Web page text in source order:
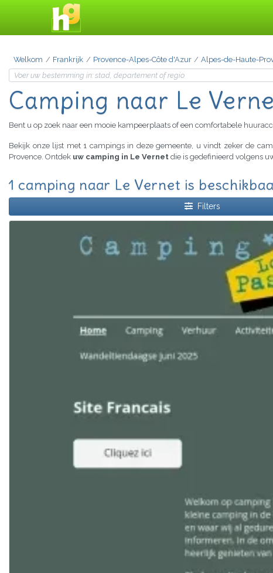
Welkom Frankrijk Provence-Alpes-Côte d'Azur Alpes-de-Haute-
Camping naar Le
Bent u op zoek naar een mooie kampeerplaats of een comfortabele
Bekijk onze lijst met 1 campings in deze gemeente, u vindt zeker de
Provence. Ontdek uw camping in Le Vernet die is gedefinieerd volgens
1 camping naar Le Vernet is
Filters